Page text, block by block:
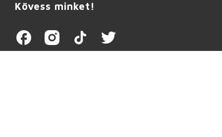
Kövess minket!